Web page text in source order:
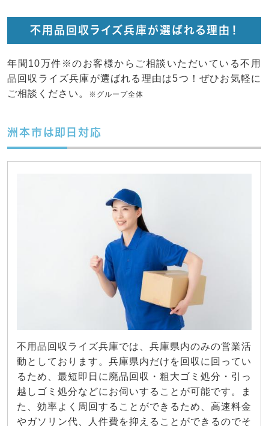
不用品回収ライズ兵庫が選ばれる理由！
年間10万件※のお客様からご相談いただいている不用
品回収ライズ兵庫が選ばれる理由は5つ！ぜひお気軽に
ご相談ください。
※グループ全体
洲本市は即日対応
不用品回収ライズ兵庫では、兵庫県内のみの営業活
動としております。兵庫県内だけを回収に回ってい
るため、最短即日に廃品回収・粗大ゴミ処分・引っ
越しゴミ処分などにお伺いすることが可能です。ま
た、効率よく周回することができるため、高速料金
やガソリン代、人件費を抑えることができるのでそ